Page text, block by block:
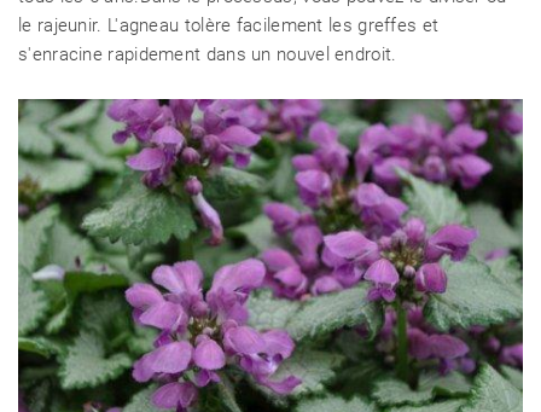
le rajeunir. L'agneau tolère facilement les greffes et
s'enracine rapidement dans un nouvel endroit.